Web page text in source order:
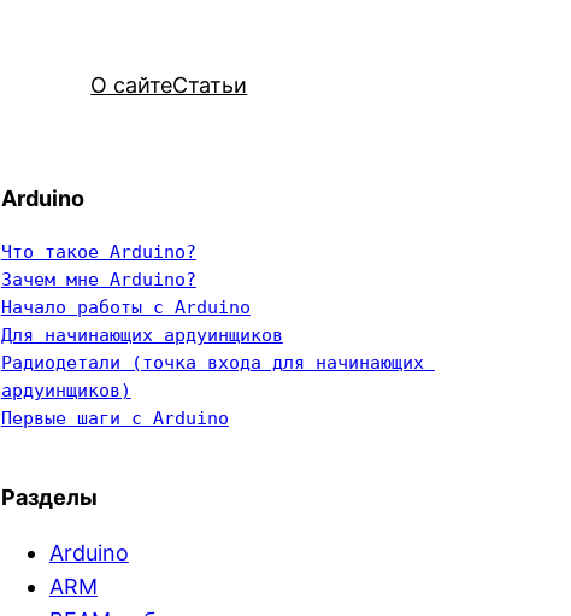
О сайтеСтатьи
Arduino
Что такое Arduino?
Зачем мне Arduino?
Начало работы с Arduino
Для начинающих ардуинщиков
Радиодетали (точка входа для начинающих
ардуинщиков)
Первые шаги с Arduino
Разделы
Arduino
ARM